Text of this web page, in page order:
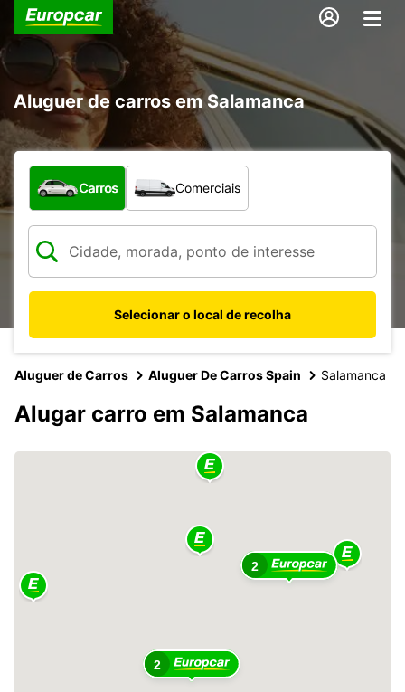
Aluguer de carros em Salamanca
Que tipo de veículo pretende?
Carros Comerciais
Selecionar o local de recolha
Aluguer de Carros Aluguer De Carros Spain Salamanca
Alugar carro em Salamanca
2
2